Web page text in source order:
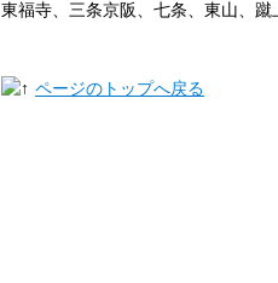
東福寺、三条京阪、七条、東山、
ページのトップへ戻る